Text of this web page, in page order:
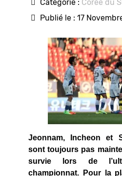
Catégorie : Corée du
Publié le : 17
Jeonnam, Incheon et
sont toujours pas
survie lors de
championnat. Pour la